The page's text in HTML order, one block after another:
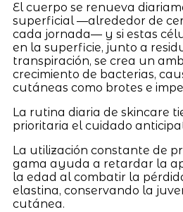
El cuerpo se renueva
superficial —alrededor de
cada jornada— y si estas
en la superficie, junto a
transpiración, se crea un
crecimiento de bacterias,
cutáneas como brotes e
La rutina diaria de skincare
prioritaria el cuidado
La utilización constante de
gama ayuda a retardar la
la edad al combatir la
elastina, conservando la
cutánea.